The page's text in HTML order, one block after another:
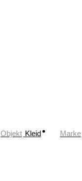
Objekt Kleid Marke